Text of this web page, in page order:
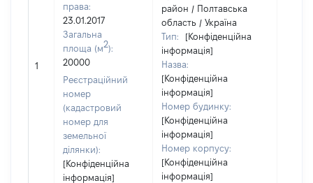
1
права:
23.01.2017
Загальна
площа (м2):
20000
Реєстраційний
номер
(кадастровий
номер для
земельної
ділянки):
[Конфіденційна
інформація]
район / Полтавська
область / Україна
Тип:
[Конфіденційна
інформація]
Назва:
[Конфіденційна
інформація]
Номер будинку:
[Конфіденційна
інформація]
Номер корпусу:
[Конфіденційна
інформація]